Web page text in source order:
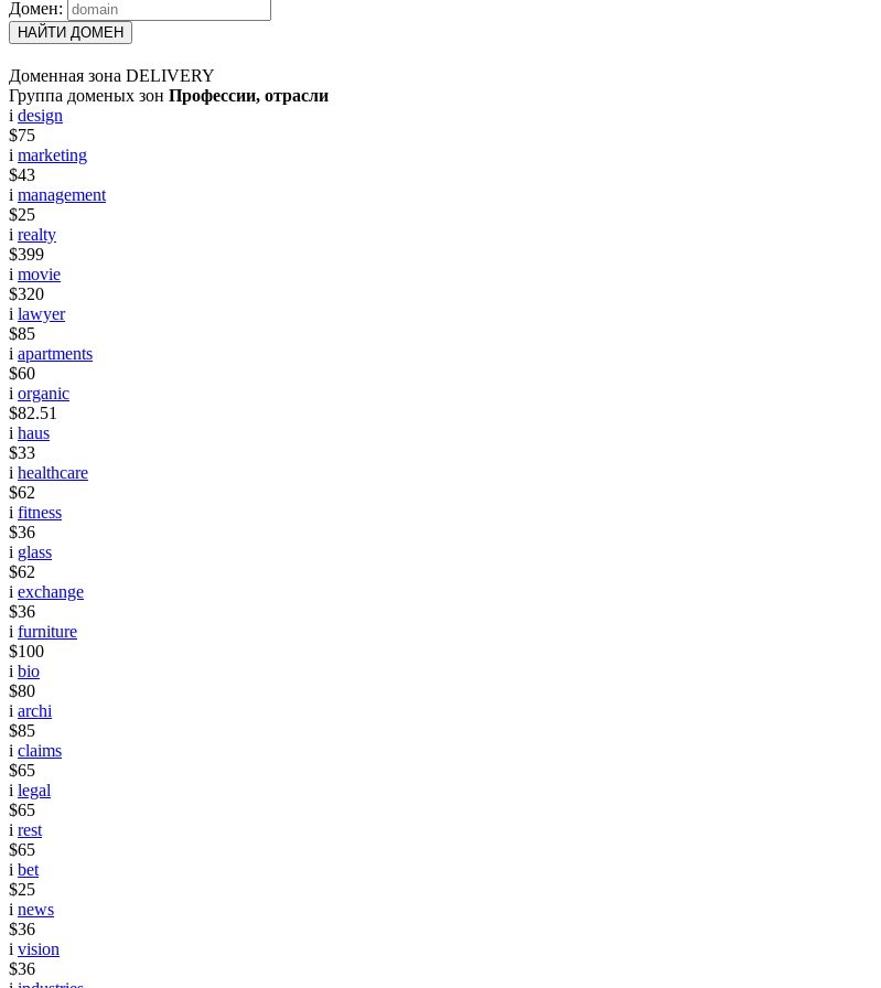
Домен:
НАЙТИ ДОМЕН
Доменная зона DELIVERY
Группа доменых зон Профессии, отрасли
i design
$75
i marketing
$43
i management
$25
i realty
$399
i movie
$320
i lawyer
$85
i apartments
$60
i organic
$82.51
i haus
$33
i healthcare
$62
i fitness
$36
i glass
$62
i exchange
$36
i furniture
$100
i bio
$80
i archi
$85
i claims
$65
i legal
$65
i rest
$65
i bet
$25
i news
$36
i vision
$36